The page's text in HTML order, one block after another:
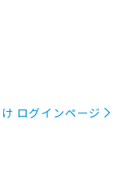
ログインページ